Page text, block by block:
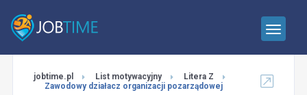
jobtime.pl List motywacyjny
Litera Z
Zawodowy działacz organizacji pozarządowej